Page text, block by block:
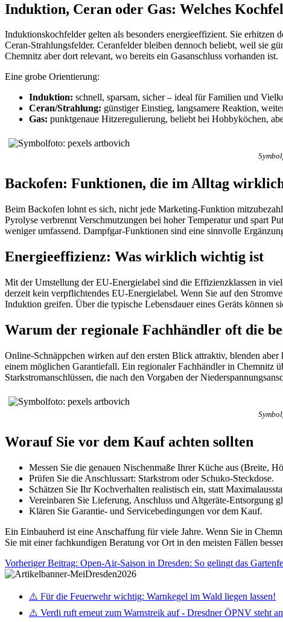
Induktion, Ceran oder Gas: Welches
Induktionskochfelder gelten als besonders energieeffizient. Sie erhitzen
Ceran-Strahlungsfelder. Ceranfelder bleiben dennoch beliebt, weil sie
Chemnitz aber dort relevant, wo bereits ein Gasanschluss vorhanden ist.
Eine grobe Orientierung:
Induktion: schnell, sparsam, sicher – ideal für Familien und
Ceran/Strahlung: günstiger Einstieg, langsamere Reaktion,
Gas: punktgenaue Hitzeregulierung, beliebt bei Hobbyköchen,
Backofen: Funktionen, die im Alltag
Beim Backofen lohnt es sich, nicht jede Marketing-Funktion
Pyrolyse verbrennt Verschmutzungen bei hoher Temperatur und spart
weniger umfassend. Dampfgar-Funktionen sind eine sinnvolle
Energieeffizienz: Was wirklich wichtig ist
Mit der Umstellung der EU-Energielabel sind die Effizienzklassen in
derzeit kein verpflichtendes EU-Energielabel. Wenn Sie auf den
Induktion greifen. Über die typische Lebensdauer eines Geräts können
Warum der regionale Fachhändler oft die
Online-Schnäppchen wirken auf den ersten Blick attraktiv, blenden
einem möglichen Garantiefall. Ein regionaler Fachhändler in Chemnitz
Starkstromanschlüssen, die nach den Vorgaben der
Worauf Sie vor dem Kauf achten sollten
Messen Sie die genauen Nischenmaße Ihrer Küche aus (Breite,
Prüfen Sie die Anschlussart: Starkstrom oder Schuko-Steckdose.
Schätzen Sie Ihr Kochverhalten realistisch ein, statt
Vereinbaren Sie Lieferung, Anschluss und Altgeräte-Entsorgung
Klären Sie Garantie- und Servicebedingungen vor dem Kauf.
Ein Einbauherd ist eine Anschaffung für viele Jahre. Wenn Sie in
Sie mit einer fachkundigen Beratung vor Ort in den meisten Fällen
Vorheriger Beitrag: Open-Air-Saison in Dresden: So gelingt das
⚠️ Für die Feuerwehr wichtig: Warnkegel im Wald liegen lassen!
⚠️ Verdi ruft erneut zum Warnstreik auf - Dresdner ÖPNV steht